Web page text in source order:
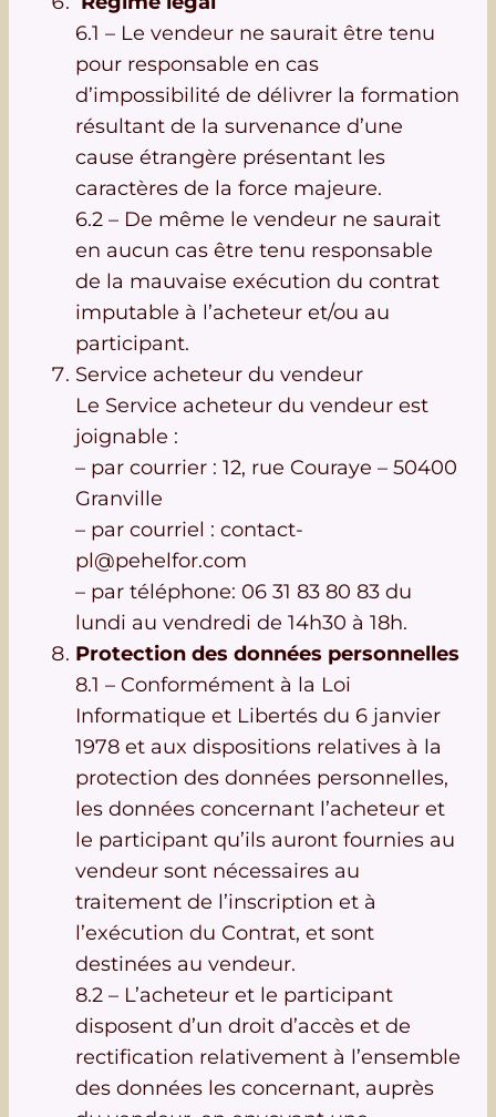
6.1 – Le vendeur ne saurait être tenu
pour responsable en cas
d’impossibilité de délivrer la formation
résultant de la survenance d’une
cause étrangère présentant les
caractères de la force majeure.
6.2 – De même le vendeur ne saurait
en aucun cas être tenu responsable
de la mauvaise exécution du contrat
imputable à l’acheteur et/ou au
participant.
Service acheteur du vendeur
Le Service acheteur du vendeur est
joignable :
– par courrier : 12, rue Couraye – 50400
Granville
– par courriel : contact-
pl@pehelfor.com
– par téléphone: 06 31 83 80 83 du
lundi au vendredi de 14h30 à 18h.
Protection des données personnelles
8.1 – Conformément à la Loi
Informatique et Libertés du 6 janvier
1978 et aux dispositions relatives à la
protection des données personnelles,
les données concernant l’acheteur et
le participant qu’ils auront fournies au
vendeur sont nécessaires au
traitement de l’inscription et à
l’exécution du Contrat, et sont
destinées au vendeur.
8.2 – L’acheteur et le participant
disposent d’un droit d’accès et de
rectification relativement à l’ensemble
des données les concernant, auprès